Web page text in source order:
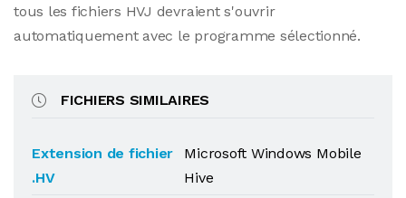
tous les fichiers HVJ devraient s'ouvrir
automatiquement avec le programme sélectionné.
FICHIERS SIMILAIRES
Extension de fichier
.HV
Microsoft Windows Mobile
Hive